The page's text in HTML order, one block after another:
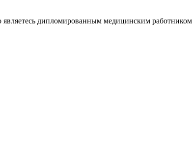
являетесь дипломированным медицинским работником